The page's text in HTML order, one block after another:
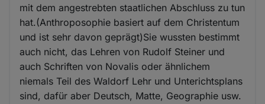
mit dem angestrebten staatlichen Abschluss zu tun
hat.(Anthroposophie basiert auf dem Christentum
und ist sehr davon geprägt)Sie wussten bestimmt
auch nicht, das Lehren von Rudolf Steiner und
auch Schriften von Novalis oder ähnlichem
niemals Teil des Waldorf Lehr und Unterichtsplans
sind, dafür aber Deutsch, Matte, Geographie usw.